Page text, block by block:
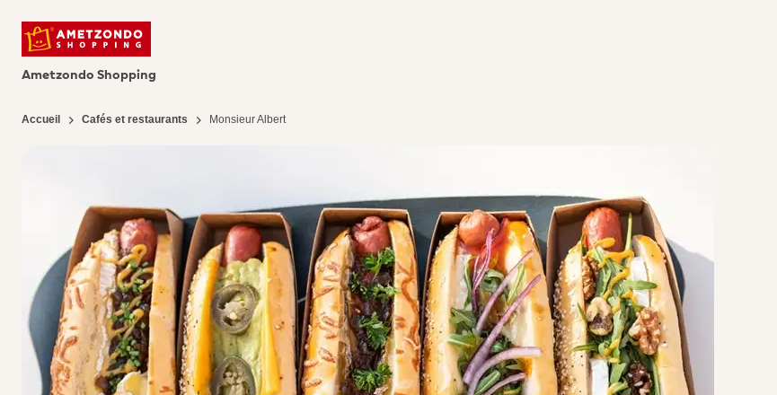
Ametzondo Shopping
Accueil Cafés et restaurants Monsieur Albert